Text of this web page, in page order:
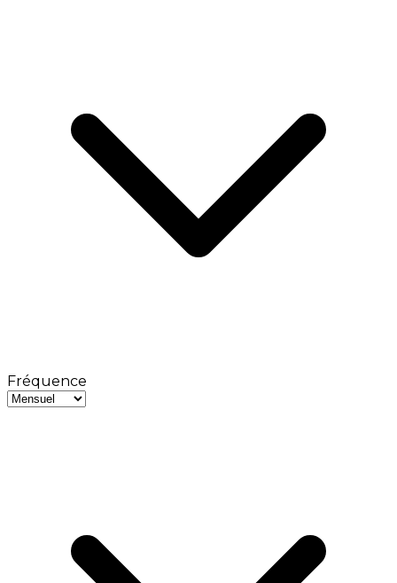
Fréquence